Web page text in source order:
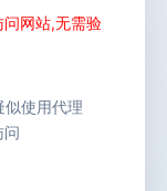
网站,无需验
似使用代理
问